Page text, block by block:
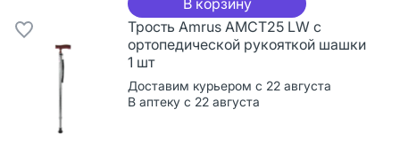
Трость Amrus AMCT25 LW с
ортопедической рукояткой шашки
1 шт
Доставим курьером с 22 августа
В аптеку с 22 августа